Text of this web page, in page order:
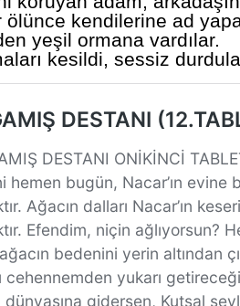
ölünce kendilerine ad
yeşil ormana vardılar.
kesildi, sessiz